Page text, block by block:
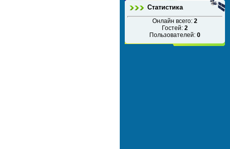
Статистика
Онлайн всего: 2
Гостей: 2
Пользователей: 0